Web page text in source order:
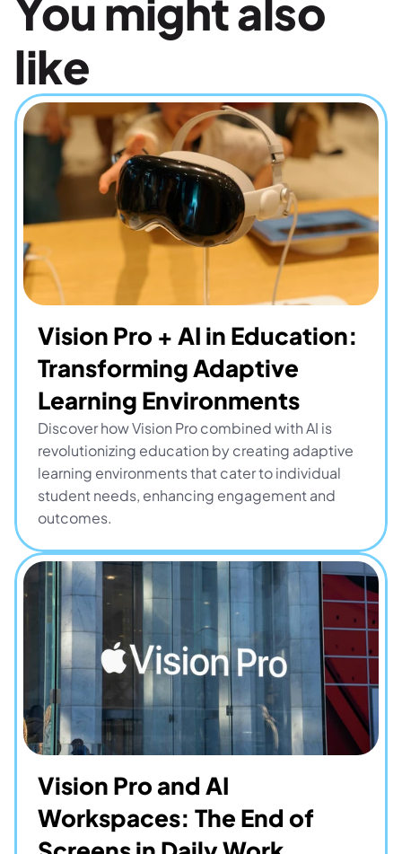
You might also
like
Vision Pro + AI in Education:
Transforming Adaptive
Learning Environments
Discover how Vision Pro combined with AI is
revolutionizing education by creating adaptive
learning environments that cater to individual
student needs, enhancing engagement and
outcomes.
Vision Pro and AI
Workspaces: The End of